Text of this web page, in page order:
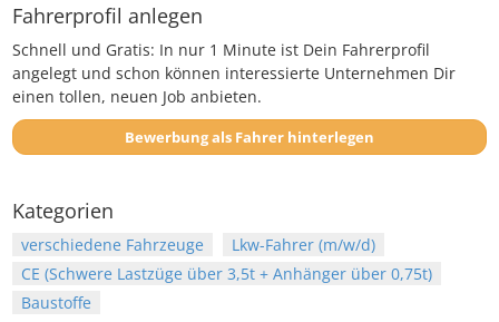
Fahrerprofil anlegen
Schnell und Gratis: In nur 1 Minute ist Dein Fahrerprofil
angelegt und schon können interessierte Unternehmen Dir
einen tollen, neuen Job anbieten.
Bewerbung als Fahrer hinterlegen
Kategorien
verschiedene Fahrzeuge
Lkw-Fahrer (m/w/d)
CE (Schwere Lastzüge über 3,5t + Anhänger über 0,75t)
Baustoffe